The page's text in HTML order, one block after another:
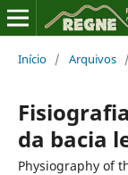
Início / Arquivos /
da bacia
Physiography of